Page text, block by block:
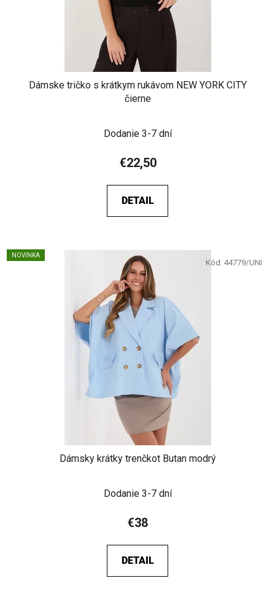
Dámske tričko s krátkym rukávom NEW YORK CITY
čierne
Dodanie 3-7 dní
€22,50
DETAIL
NOVINKA
Dámsky krátky trenčkot Butan modrý
Dodanie 3-7 dní
€38
DETAIL
Kód: 44779/UNI